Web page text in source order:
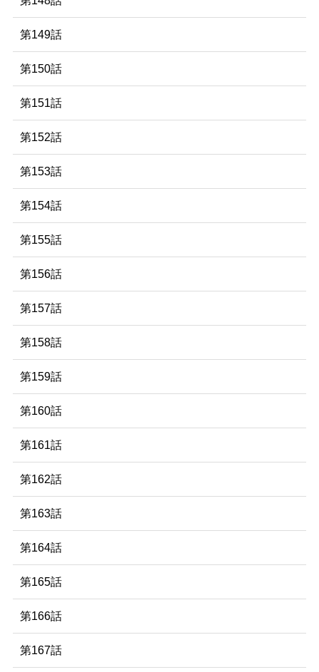
第149話
第150話
第151話
第152話
第153話
第154話
第155話
第156話
第157話
第158話
第159話
第160話
第161話
第162話
第163話
第164話
第165話
第166話
第167話